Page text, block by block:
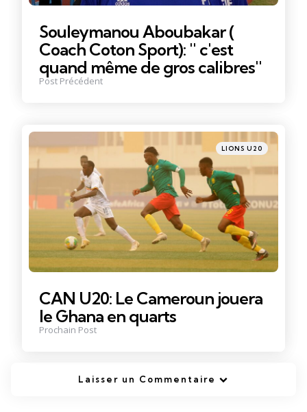
Souleymanou Aboubakar (
Coach Coton Sport): '' c'est
quand même de gros calibres''
Post Précédent
Posté
dans
LIONS U20
CAN U20: Le Cameroun jouera
le Ghana en quarts
Prochain Post
Laisser un Commentaire